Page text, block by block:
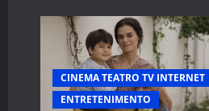
CINEMA TEATRO TV INTERNET
ENTRETENIMENTO